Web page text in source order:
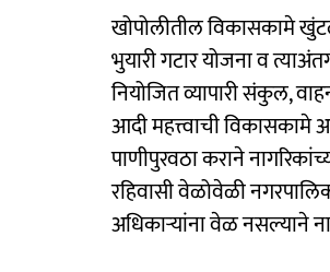
खोपोलीतील विकासकामे
भुयारी गटार योजना व
नियोजित व्यापारी संकुल,
आदी महत्त्वाची
पाणीपुरवठा कराने
रहिवासी वेळोवेळी
अधिकाऱ्यांना वेळ नसल्याने